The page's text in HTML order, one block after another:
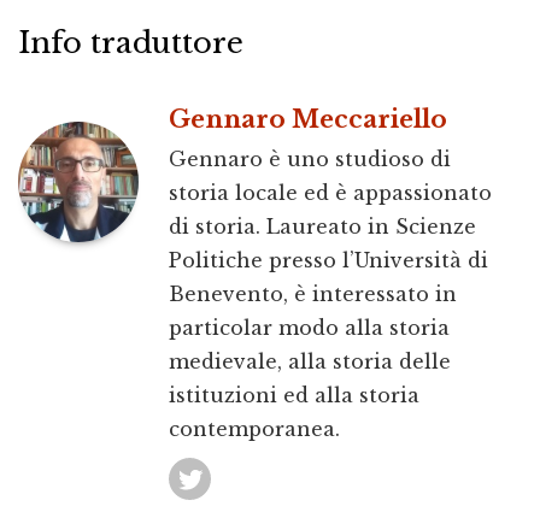
Info traduttore
Gennaro Meccariello
Gennaro è uno studioso di
storia locale ed è appassionato
di storia. Laureato in Scienze
Politiche presso l’Università di
Benevento, è interessato in
particolar modo alla storia
medievale, alla storia delle
istituzioni ed alla storia
contemporanea.